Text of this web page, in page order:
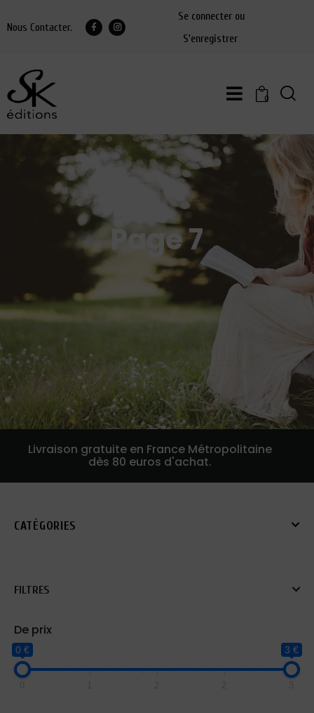
Nous Contacter.
Se connecter ou
S'enregistrer
0
Page 7
Livraison gratuite en France Métropolitaine
dès 80 euros d'achat.
CATÉGORIES
FILTRES
De prix
0 € 3 €